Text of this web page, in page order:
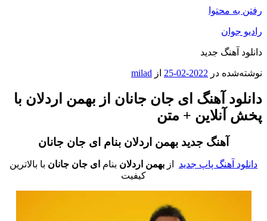
رفتن به محتوا
رادیو جوان
دانلود آهنگ جدید
نوشته‌شده در 2022-02-25 از milad
دانلود آهنگ ای جان جانان از بهمن اردلان با
پخش آنلاین + متن
آهنگ جدید بهمن اردلان بنام ای جان جانان
دانلود آهنگ پاپ جدید از بهمن اردلان بنام ای جان جانان با بالاترین
کیفیت